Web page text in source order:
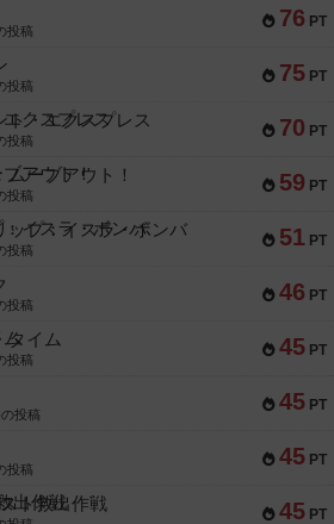
76 PT
投稿
75 PT
投稿
70 PT
ト・エクスプレス
投稿
59 PT
ーブアウト！
投稿
51 PT
ップ：イスラ・ボンバ
投稿
46 PT
投稿
45 PT
タイム
投稿
45 PT
投稿
45 PT
投稿
45 PT
ト救出作戦